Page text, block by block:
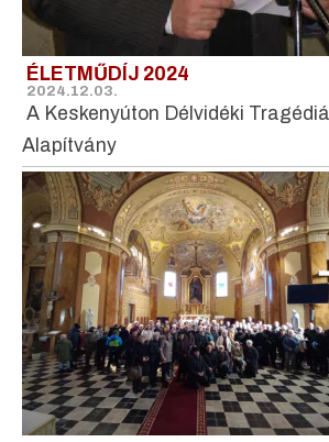
ÉLETMŰDÍJ 2024
2024.12.03.
A Keskenyúton Délvidéki
Alapítvány